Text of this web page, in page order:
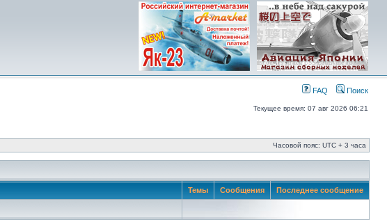
FAQ Поиск
Текущее время: 07 авг 2026 06:21
Часовой пояс: UTC + 3 часа
Темы Сообщения Последнее сообщение